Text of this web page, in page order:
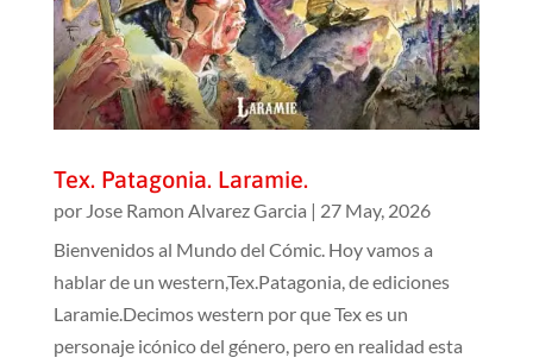
Tex. Patagonia. Laramie.
por Jose Ramon Alvarez Garcia | 27 May, 2026
Bienvenidos al Mundo del Cómic. Hoy vamos a
hablar de un western,Tex.Patagonia, de ediciones
Laramie.Decimos western por que Tex es un
personaje icónico del género, pero en realidad esta